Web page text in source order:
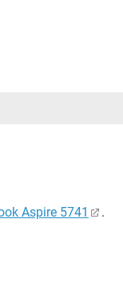
Aspire 5741
.